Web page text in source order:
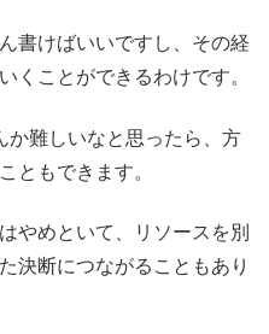
書けばいいですし、その経
くことができるわけです。
か難しいなと思ったら、方
ともできます。
やめといて、リソースを別
決断につながることもあり